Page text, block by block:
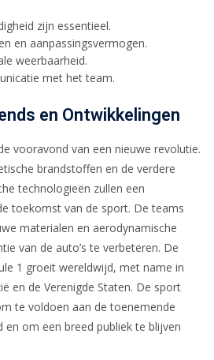
zijn essentieel.
en aanpassingsvermogen.
weerbaarheid.
met het team.
en Ontwikkelingen
vooravond van een nieuwe revolutie.
brandstoffen en de verdere
technologieën zullen een
toekomst van de sport. De teams
materialen en aerodynamische
van de auto’s te verbeteren. De
1 groeit wereldwijd, met name in
en de Verenigde Staten. De sport
te voldoen aan de toenemende
en om een breed publiek te blijven